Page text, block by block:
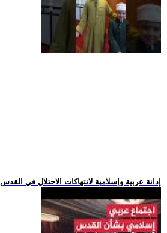
.. إدانة عربية وإسلامية لانتهاكات الاحتلال في القدس